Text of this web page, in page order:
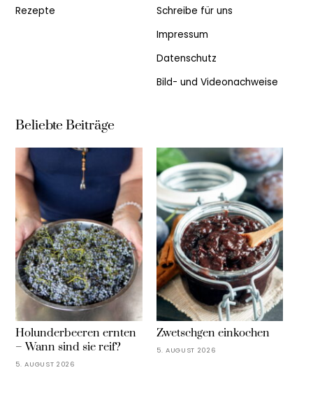
Rezepte
Schreibe für uns
Impressum
Datenschutz
Bild- und Videonachweise
Beliebte Beiträge
Holunderbeeren ernten
– Wann sind sie reif?
5. AUGUST 2026
Zwetschgen einkochen
5. AUGUST 2026